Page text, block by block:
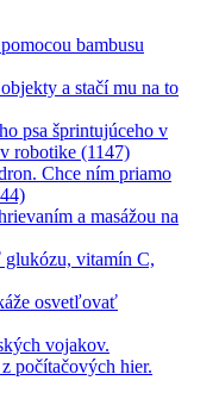
bambusu
a stačí mu na to
psa šprintujúceho v
robotike (1147)
Chce ním priamo
a masážou na
glukózu, vitamín C,
osvetľovať
vojakov.
počítačových hier.